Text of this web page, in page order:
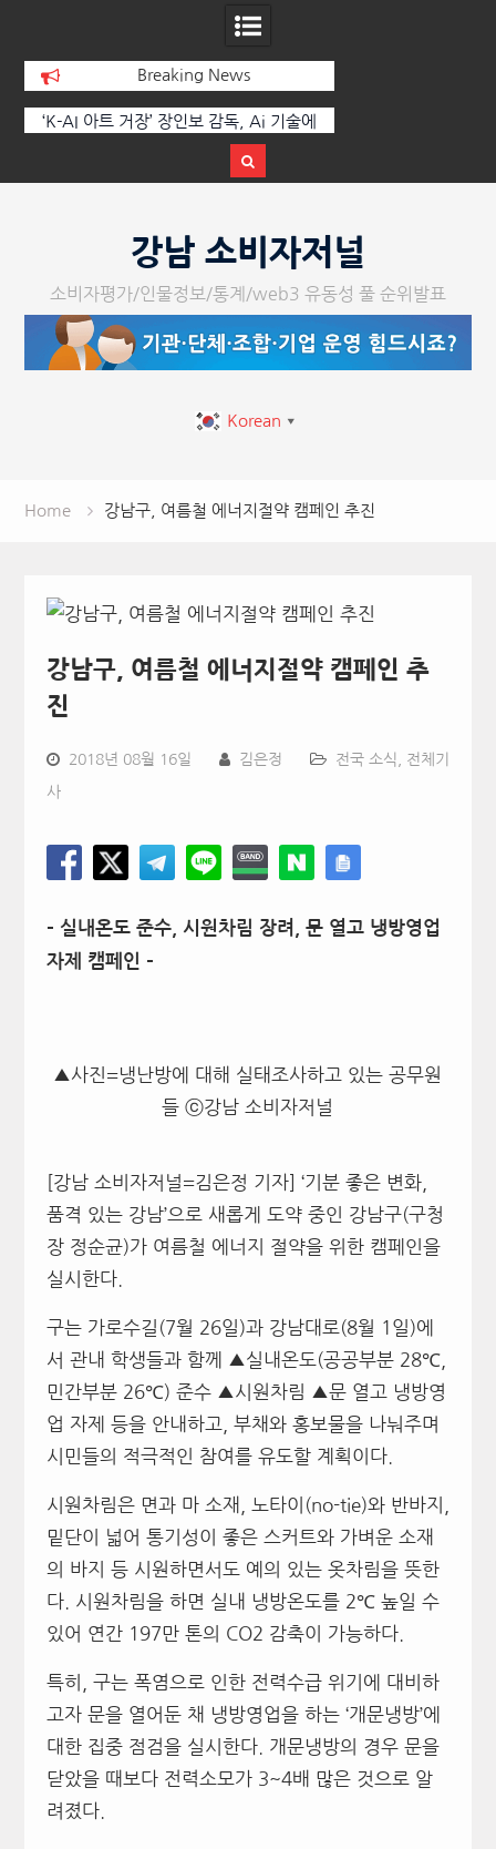
Breaking News
‘K-AI 아트 거장’ 장인보 감독, Ai 기술에
페스티벌’ 성황리에 막 내려
강남 소비자저널
소비자평가/인물정보/통계/web3 유동성 풀 순위발표
Korean ▼
Home 강남구, 여름철 에너지절약 캠페인 추진
강남구, 여름철 에너지절약 캠페인 추
진
2018년 08월 16일 김은정 전국 소식 전체기
사
– 실내온도 준수, 시원차림 장려
문 열고 냉방영업
자제 캠페인 –
▲사진=냉난방에 대해 실태조사하고 있는 공무원
들 ⓒ강남 소비자저널
[강남 소비자저널=김은정 기자] ‘기분 좋은 변화,
품격 있는 강남’으로 새롭게 도약 중인 강남구(구청
장 정순균)가 여름철 에너지 절약을 위한 캠페인을
실시한다.
구는 가로수길(7월 26일)과 강남대로(8월 1일)에
서 관내 학생들과 함께 ▲실내온도(공공부분 28℃,
민간부분 26℃) 준수 ▲시원차림 ▲문 열고 냉방영
업 자제 등을 안내하고, 부채와 홍보물을 나눠주며
시민들의 적극적인 참여를 유도할 계획이다.
시원차림은 면과 마 소재, 노타이(no-tie)와 반바지,
밑단이 넓어 통기성이 좋은 스커트와 가벼운 소재
의 바지 등 시원하면서도 예의 있는 옷차림을 뜻한
다. 시원차림을 하면 실내 냉방온도를 2℃ 높일 수
있어 연간 197만 톤의 CO2 감축이 가능하다.
특히, 구는 폭염으로 인한 전력수급 위기에 대비하
고자 문을 열어둔 채 냉방영업을 하는 ‘개문냉방’에
대한 집중 점검을 실시한다. 개문냉방의 경우 문을
닫았을 때보다 전력소모가 3~4배 많은 것으로 알
려졌다.